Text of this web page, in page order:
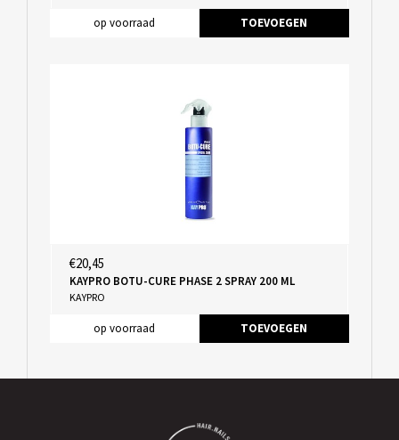
op voorraad TOEVOEGEN
€20,45
KAYPRO BOTU-CURE PHASE 2 SPRAY 200 ML
KAYPRO
op voorraad TOEVOEGEN